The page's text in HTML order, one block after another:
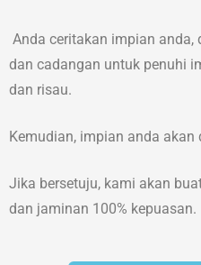
Anda ceritakan impian
dan cadangan untuk penuhi
dan risau.
Kemudian, impian anda akan
Jika bersetuju, kami akan
dan jaminan 100% kepuasan.